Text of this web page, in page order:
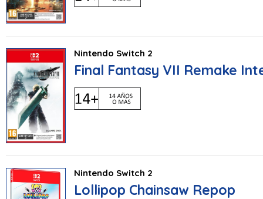
Nintendo Switch 2
Final Fantasy VII Remake
Nintendo Switch 2
Lollipop Chainsaw Repop